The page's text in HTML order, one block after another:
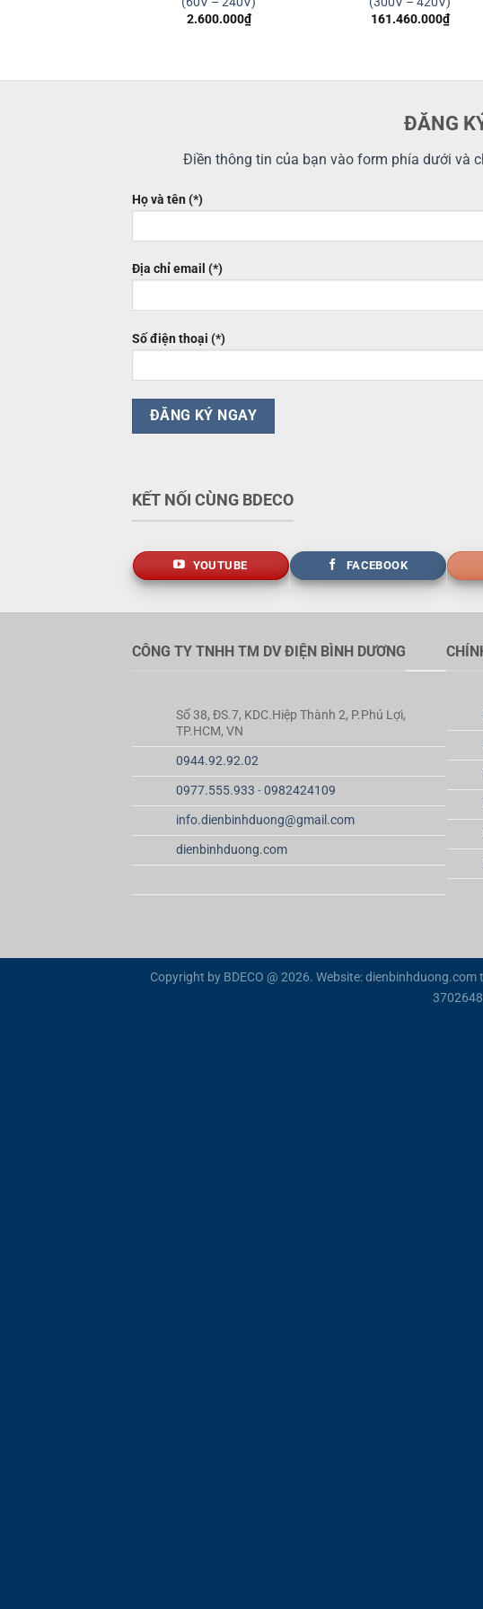
2.600.000₫
161.460.000₫
ĐĂNG
Điền thông tin của bạn vào form phía dưới và
Họ và tên (*)
Địa chỉ email (*)
Số điện thoại (*)
KẾT NỐI CÙNG BDECO
YOUTUBE FACEBOOK
CÔNG TY TNHH TM DV ĐIỆN BÌNH DƯƠNG
Số 38, ĐS.7, KDC.Hiệp Thành 2, P.Phú Lợi,
TP.HCM, VN
0944.92.92.02
0977.555.933 -0982424109
info.dienbinhduong@gmail.com
dienbinhduong.com
Copyright by BDECO @ 2026. Website: